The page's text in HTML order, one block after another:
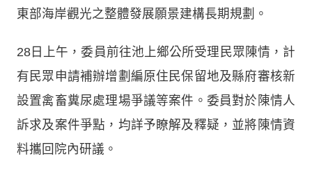
東部海岸觀光之整體發展願景建構長期規劃。
28日上午，委員前往池上鄉公所受理民眾陳情，計
有民眾申請補辦增劃編原住民保留地及縣府審核新
設置禽畜糞尿處理場爭議等案件。委員對於陳情人
訴求及案件爭點，均詳予瞭解及釋疑，並將陳情資
料攜回院內研議。